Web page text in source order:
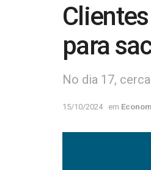
para
No dia 17,
15/10/2024 em